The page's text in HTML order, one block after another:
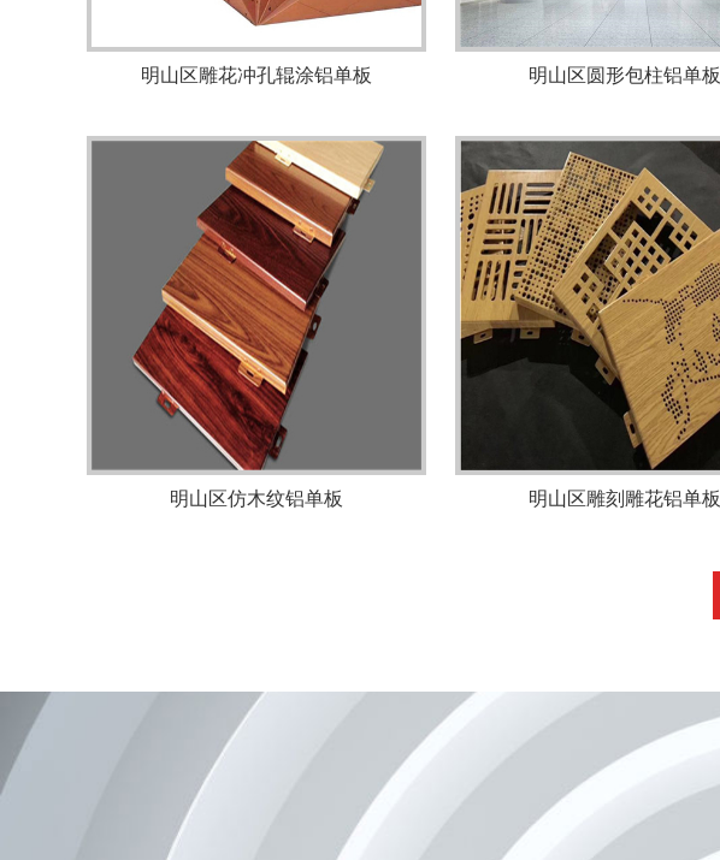
明山区雕花冲孔辊涂铝单板 明山区圆形包柱铝单板
明山区仿木纹铝单板 明山区雕刻雕花铝单板